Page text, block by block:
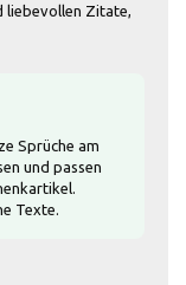
liebevollen Zitate,
Sprüche am
und passen
Texte.